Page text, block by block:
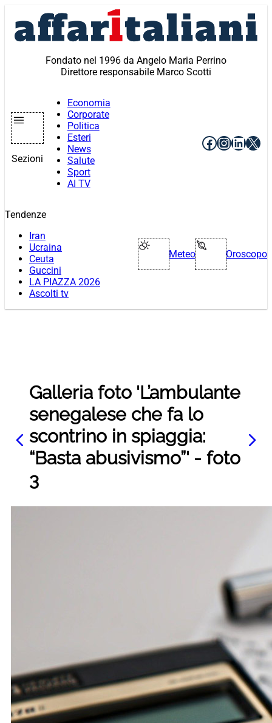
contenuto
Fondato nel 1996 da Angelo Maria Perrino
Direttore responsabile Marco Scotti
Sezioni
Economia
Corporate
Politica
Esteri
News
Salute
Sport
AI TV
Facebook
X
Tendenze
Iran
Ucraina
Ceuta
Guccini
LA PIAZZA 2026
Ascolti tv
Meteo Oroscopo
Galleria foto 'L’ambulante
senegalese che fa lo
scontrino in spiaggia:
“Basta abusivismo”' - foto
3